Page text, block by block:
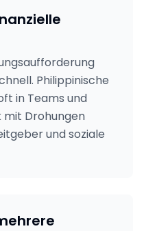
Philippinische
in Teams und
mit Drohungen
und soziale